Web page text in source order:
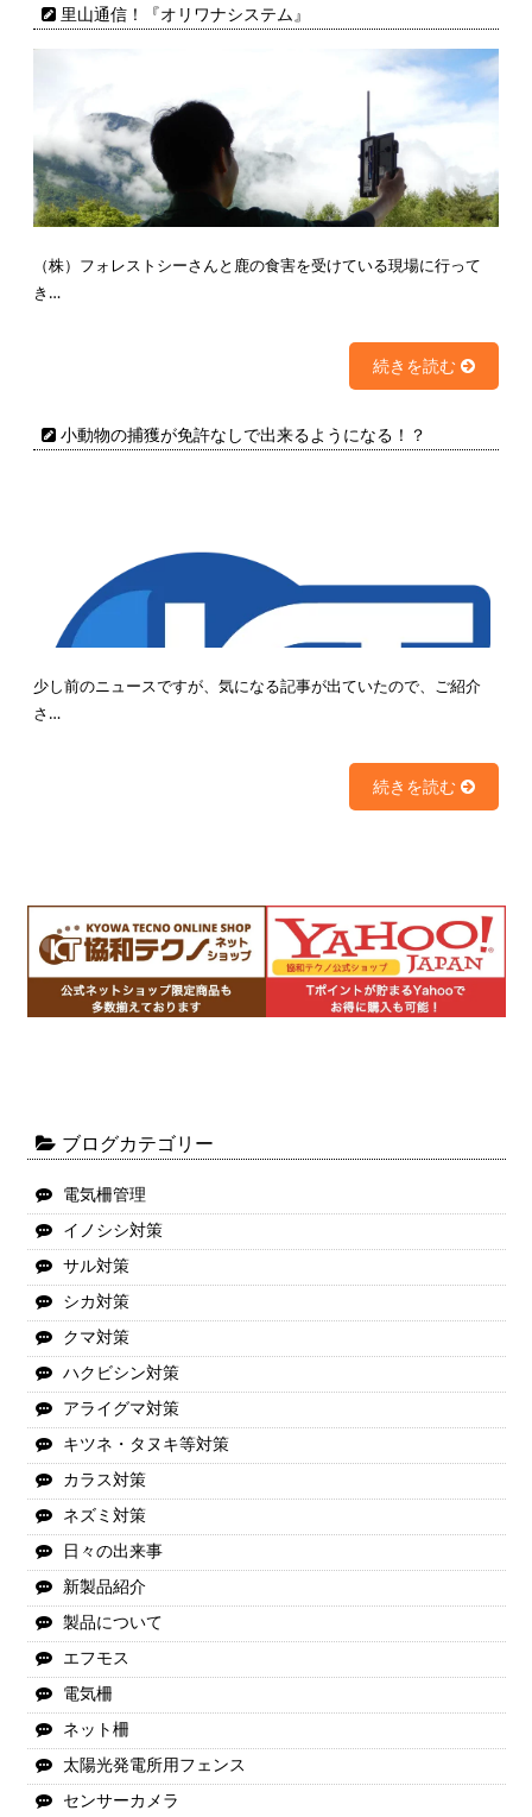
里山通信！『オリワナシステム』
（株）フォレストシーさんと鹿の食害を受けている現場に行って
き…
続きを読む
小動物の捕獲が免許なしで出来るようになる！？
少し前のニュースですが、気になる記事が出ていたので、ご紹介
さ…
続きを読む
ブログカテゴリー
電気柵管理
イノシシ対策
サル対策
シカ対策
クマ対策
ハクビシン対策
アライグマ対策
キツネ・タヌキ等対策
カラス対策
ネズミ対策
日々の出来事
新製品紹介
製品について
エフモス
電気柵
ネット柵
太陽光発電所用フェンス
センサーカメラ